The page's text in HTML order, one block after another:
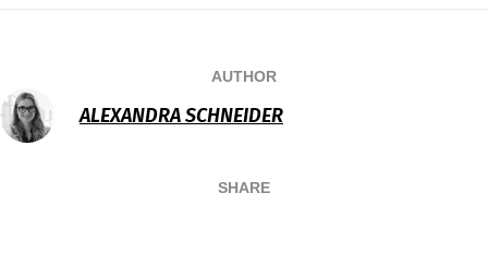
AUTHOR
ALEXANDRA SCHNEIDER
SHARE